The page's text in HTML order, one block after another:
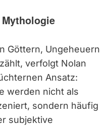
Göttern, Ungeheuern
verfolgt Nolan
Ansatz:
werden nicht als
sondern häufig
subjektive